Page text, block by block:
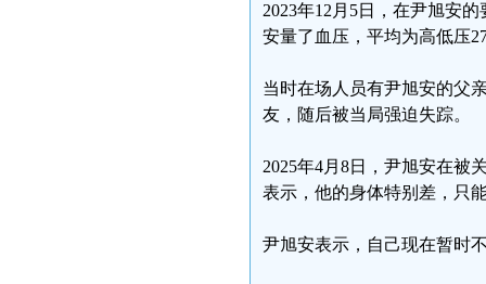
2023年12月5日，在尹旭安
安量了血压，平均为高低压
当时在场人员有尹旭安的父
友，随后被当局强迫失踪。
2025年4月8日，尹旭安在被
表示，他的身体特别差，只
尹旭安表示，自己现在暂时